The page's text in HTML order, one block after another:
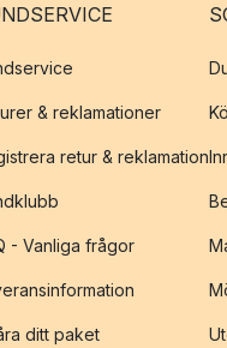
& reklamationer
retur & reklamation
- Vanliga frågor
ditt paket